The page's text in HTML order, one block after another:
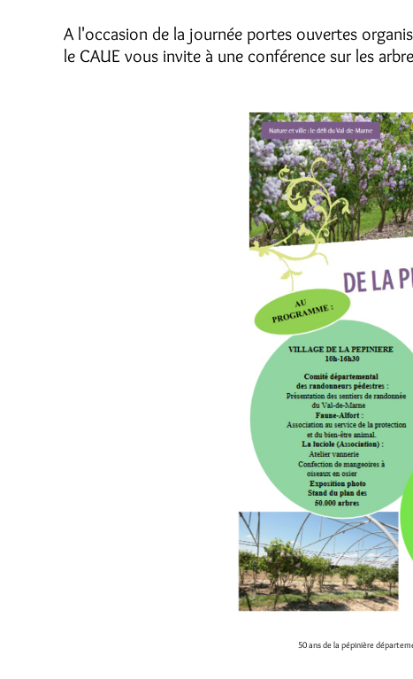
A l'occasion de la journée portes ouvertes
le CAUE vous invite à une conférence sur les
50 ans de la pépinière